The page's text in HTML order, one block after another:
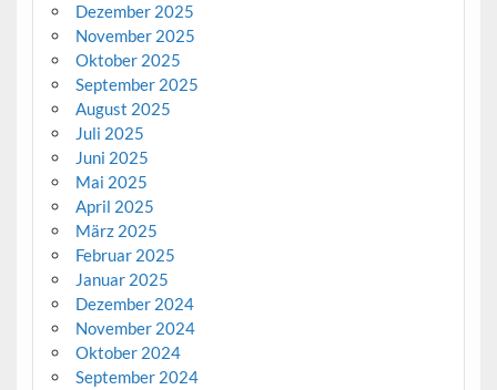
Dezember 2025
November 2025
Oktober 2025
September 2025
August 2025
Juli 2025
Juni 2025
Mai 2025
April 2025
März 2025
Februar 2025
Januar 2025
Dezember 2024
November 2024
Oktober 2024
September 2024